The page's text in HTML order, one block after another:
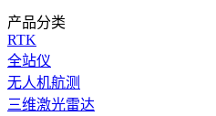
产品分类
RTK
全站仪
无人机航测
三维激光雷达